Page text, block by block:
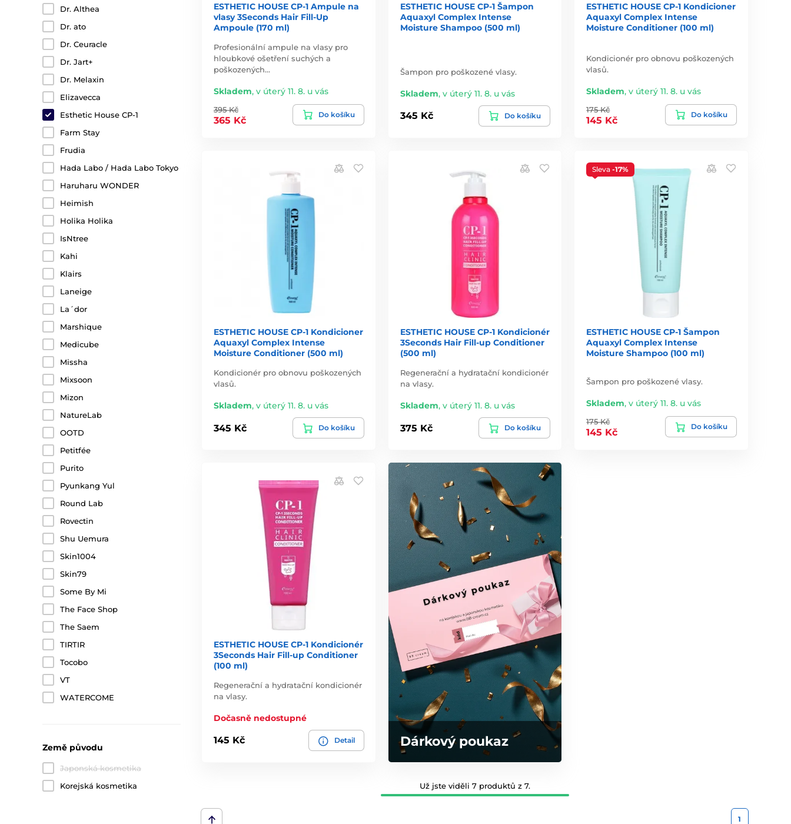
Dr. Althea
Dr. ato
Dr. Ceuracle
Dr. Jart+
Dr. Melaxin
Elizavecca
Esthetic House CP-1
Farm Stay
Frudia
Hada Labo / Hada Labo Tokyo
Haruharu WONDER
Heimish
Holika Holika
IsNtree
Kahi
Klairs
Laneige
La´dor
Marshique
Medicube
Missha
Mixsoon
Mizon
NatureLab
OOTD
Petitfée
Purito
Pyunkang Yul
Round Lab
Rovectin
Shu Uemura
Skin1004
Skin79
Some By Mi
The Face Shop
The Saem
TIRTIR
Tocobo
VT
WATERCOME
Země původu
Japonská kosmetika
Korejská kosmetika
ESTHETIC HOUSE CP-1 Ampule na
vlasy 3Seconds Hair Fill-Up
Ampoule (170 ml)
Profesionální ampule na vlasy pro
hloubkové ošetření suchých a
poškozených…
Skladem, v úterý 11. 8. u vás
395 Kč
365 Kč
Do košíku
ESTHETIC HOUSE CP-1 Šampon
Aquaxyl Complex Intense
Moisture Shampoo (500 ml)
Šampon pro poškozené vlasy.
Skladem, v úterý 11. 8. u vás
345 Kč Do košíku
ESTHETIC HOUSE CP-1 Kondicioner
Aquaxyl Complex Intense
Moisture Conditioner (100 ml)
Kondicionér pro obnovu poškozených
vlasů.
Skladem,v úterý 11. 8. u vás
175 Kč
145 Kč
Do košíku
ESTHETIC HOUSE CP-1 Kondicioner
Aquaxyl Complex Intense
Moisture Conditioner (500 ml)
Kondicionér pro obnovu poškozených
vlasů.
Skladem, v úterý 11. 8. u vás
345 Kč Do košíku
ESTHETIC HOUSE CP-1 Kondicionér
3Seconds Hair Fill-up Conditioner
(500 ml)
Regenerační a hydratační kondicionér
na vlasy.
Skladem, v úterý 11. 8. u vás
375 Kč Do košíku
Sleva-17%
ESTHETIC HOUSE CP-1 Šampon
Aquaxyl Complex Intense
Moisture Shampoo (100 ml)
Šampon pro poškozené vlasy.
Skladem,v úterý 11. 8. u vás
175 Kč
145 Kč
Do košíku
ESTHETIC HOUSE CP-1 Kondicionér
3Seconds Hair Fill-up Conditioner
(100 ml)
Regenerační a hydratační kondicionér
na vlasy.
Dočasně nedostupné
145 Kč Detail Dárkový poukaz
Už jste viděli 7 produktů z 7.
1